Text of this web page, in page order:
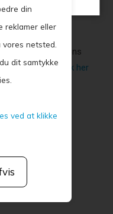
eller
Vaccinations
Esbjerg -
klik her
din
reklamer eller
netsted.
dit samtykke
ved at klikke